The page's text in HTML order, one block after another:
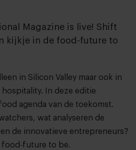
Magazine is live! Shift
kijkje in de food-future to
in Silicon Valley maar ook in
In deze editie
agenda van de toekomst.
, wat analyseren de
de innovatieve entrepreneurs?
food-future to be.